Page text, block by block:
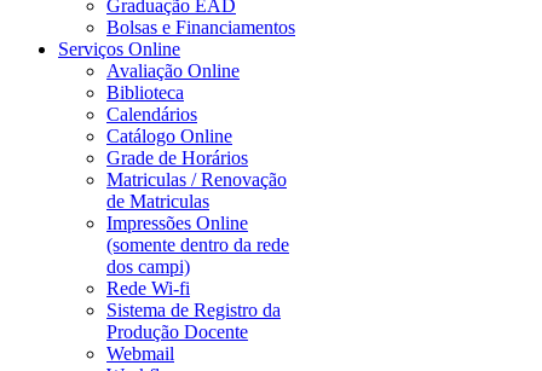
Graduação EAD
Bolsas e Financiamentos
Serviços Online
Avaliação Online
Biblioteca
Calendários
Catálogo Online
Grade de Horários
Matriculas / Renovação
de Matriculas
Impressões Online
(somente dentro da rede
dos campi)
Rede Wi-fi
Sistema de Registro da
Produção Docente
Webmail